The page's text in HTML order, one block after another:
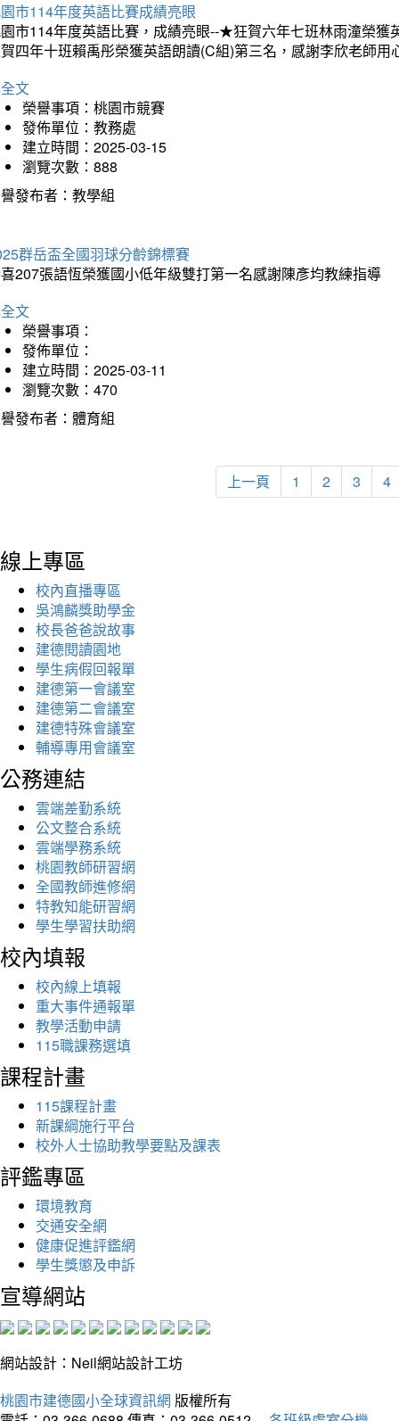
市114年度英語比賽成績亮眼
市114年度英語比賽，成績亮眼--★狂賀六年七班林雨潼榮
四年十班賴禹彤榮獲英語朗讀(C組)第三名，感謝李欣老師
文
榮譽事項：桃園市競賽
發佈單位：教務處
建立時間：2025-03-15
瀏覽次數：888
發布者：教學組
群岳盃全國羽球分齡錦標賽
207張語恆榮獲國小低年級雙打第一名感謝陳彥均教練指導
文
榮譽事項：
發佈單位：
建立時間：2025-03-11
瀏覽次數：470
發布者：體育組
上一頁 1 2 3 4
線上專區
校內直播專區
吳鴻麟獎助學金
校長爸爸說故事
建德閱讀園地
學生病假回報單
建德第一會議室
建德第二會議室
建德特殊會議室
輔導專用會議室
公務連結
雲端差勤系統
公文整合系統
雲端學務系統
桃園教師研習網
全國教師進修網
特教知能研習網
學生學習扶助網
校內填報
校內線上填報
重大事件通報單
教學活動申請
115職課務選填
課程計畫
115課程計畫
新課綱施行平台
校外人士協助教學要點及課表
評鑑專區
環境教育
交通安全網
健康促進評鑑網
學生獎懲及申訴
宣導網站
網站設計：Neil網站設計工坊
桃園市建德國小全球資訊網 版權所有